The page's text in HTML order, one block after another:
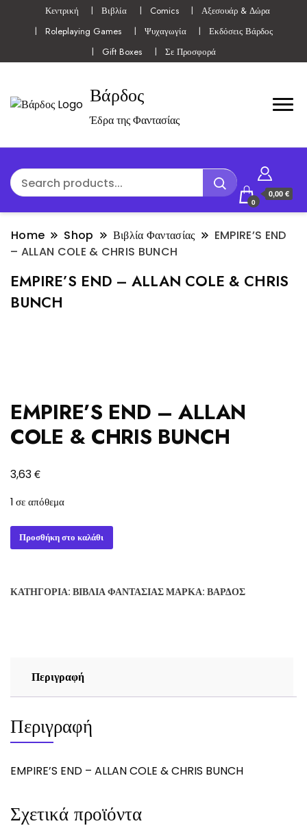
Κεντρική Βιβλία Comics
Αξεσουάρ & Δώρα
Roleplaying Games
Ψυχαγωγία
Εκδόσεις Βάρδος
Gift Boxes
Σε Προσφορά
Βάρδος
Έδρα της Φαντασίας
0
0,00 €
Home Shop Βιβλία Φαντασίας
EMPIRE’S END
– ALLAN COLE & CHRIS BUNCH
EMPIRE’S END – ALLAN COLE & CHRIS
BUNCH
EMPIRE’S END – ALLAN
COLE & CHRIS BUNCH
3,63€
1 σε απόθεμα
EMPIRE'S
END
COLE
Προσθήκη στο καλάθι
ΚΑΤΗΓΟΡΊΑ: ΒΙΒΛΊΑ ΦΑΝΤΑΣΊΑΣΜΆΡΚΑ: ΒΆΡΔΟΣ
Περιγραφή
Περιγραφή
EMPIRE’S END – ALLAN COLE & CHRIS BUNCH
Σχετικά προϊόντα